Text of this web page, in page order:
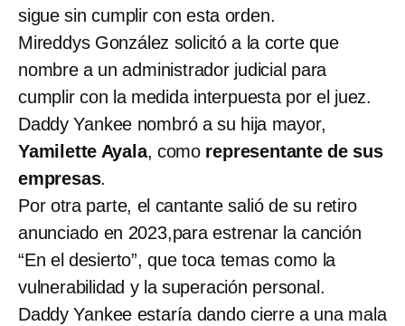
sigue sin cumplir con esta orden.
Mireddys González solicitó a la corte que
nombre a un administrador judicial para
cumplir con la medida interpuesta por el juez.
Daddy Yankee nombró a su hija mayor,
Yamilette Ayala, como representante de sus
empresas.
Por otra parte, el cantante salió de su retiro
anunciado en 2023,para estrenar la canción
“En el desierto”, que toca temas como la
vulnerabilidad y la superación personal.
Daddy Yankee estaría dando cierre a una mala